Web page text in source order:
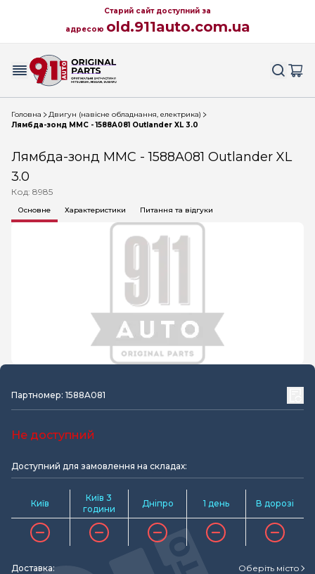
Старий сайт доступний за
адресою old.911auto.com.ua
Головна
Двигун (навісне обладнання, електрика)
Лямбда-зонд MMC - 1588A081 Outlander XL 3.0
Лямбда-зонд MMC - 1588A081 Outlander XL
3.0
Код: 8985
Основне Характеристики Питання та відгуки
Партномер: 1588A081
Не доступний
Доступний для замовлення на складах:
Київ
Київ 3
години
Дніпро 1 день В дорозі
Доставка: Оберіть місто